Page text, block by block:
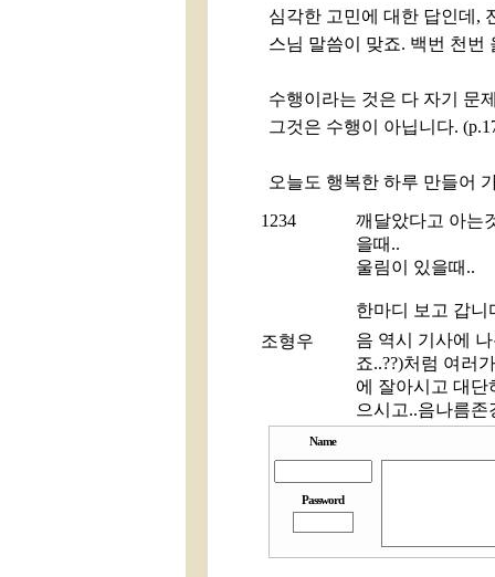
심각한 고민에 대한 답인데,
스님 말씀이 맞죠. 백번 천번
수행이라는 것은 다 자기 문
그것은 수행이 아닙니다.
오늘도 행복한 하루 만들어
1234
깨달았다고 아는
을때..
울림이 있을때..
한마디 보고 갑니
조형우
음 역시 기사에
죠..??)처럼 여러
에 잘아시고 대
으시고..음나름존
Name
Password